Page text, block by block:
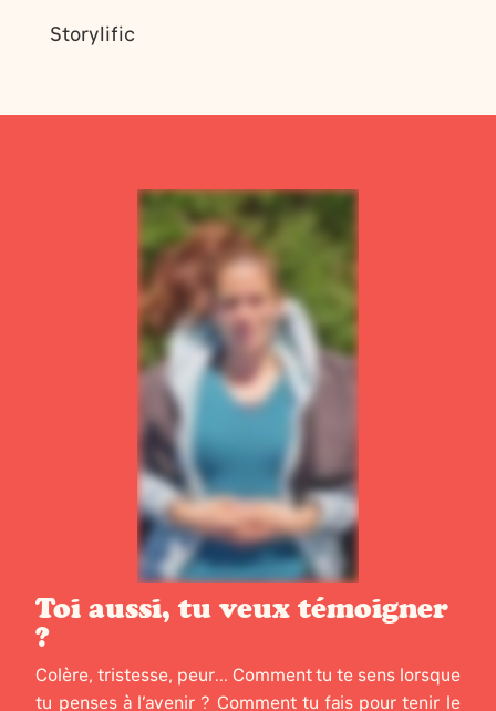
Storylific
Toi aussi, tu veux témoigner
?
Colère, tristesse, peur... Comment tu te sens lorsque
tu penses à l’avenir ? Comment tu fais pour tenir le